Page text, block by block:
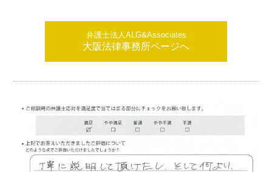
弁護士法人ALG&Associates
大阪法律事務所ページへ